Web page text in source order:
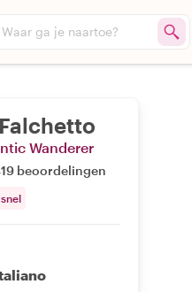
Waar ga je naartoe?
Wanderer
beoordelingen